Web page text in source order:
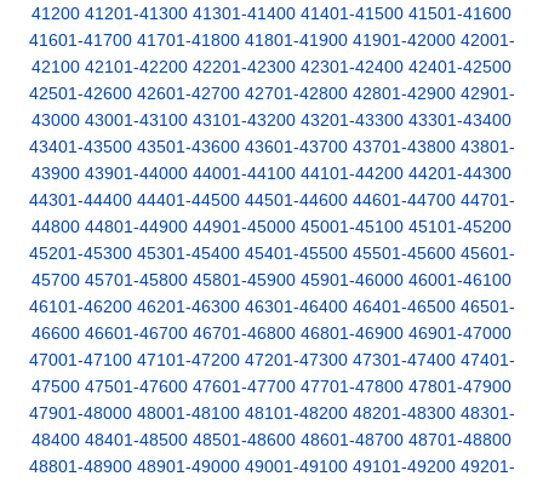
41200 41201-41300 41301-41400 41401-41500 41501-41600
41601-41700 41701-41800 41801-41900 41901-42000 42001-
42100 42101-42200 42201-42300 42301-42400 42401-42500
42501-42600 42601-42700 42701-42800 42801-42900 42901-
43000 43001-43100 43101-43200 43201-43300 43301-43400
43401-43500 43501-43600 43601-43700 43701-43800 43801-
43900 43901-44000 44001-44100 44101-44200 44201-44300
44301-44400 44401-44500 44501-44600 44601-44700 44701-
44800 44801-44900 44901-45000 45001-45100 45101-45200
45201-45300 45301-45400 45401-45500 45501-45600 45601-
45700 45701-45800 45801-45900 45901-46000 46001-46100
46101-46200 46201-46300 46301-46400 46401-46500 46501-
46600 46601-46700 46701-46800 46801-46900 46901-47000
47001-47100 47101-47200 47201-47300 47301-47400 47401-
47500 47501-47600 47601-47700 47701-47800 47801-47900
47901-48000 48001-48100 48101-48200 48201-48300 48301-
48400 48401-48500 48501-48600 48601-48700 48701-48800
48801-48900 48901-49000 49001-49100 49101-49200 49201-